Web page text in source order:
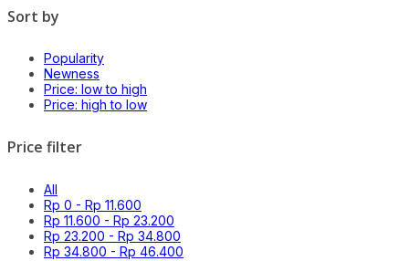
Sort by
Popularity
Newness
Price: low to high
Price: high to low
Price filter
All
Rp 0 - Rp 11.600
Rp 11.600 - Rp 23.200
Rp 23.200 - Rp 34.800
Rp 34.800 - Rp 46.400